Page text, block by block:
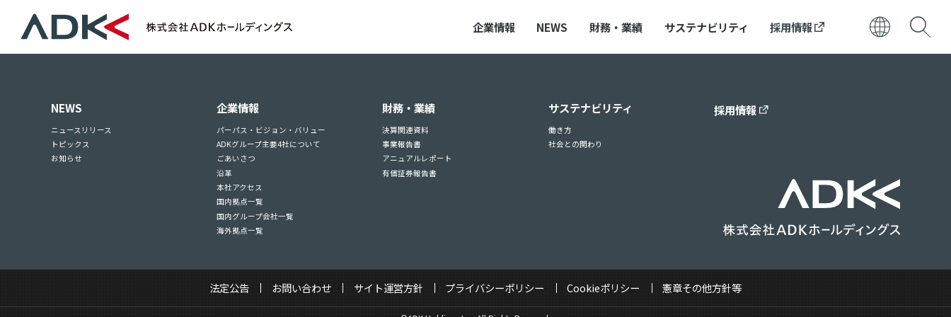
企業情報 NEWS 財務・業績 サステナビリティ 採用情報
NEWS
ニュースリリース
トピックス
お知らせ
企業情報
パーパス・ビジョン・バリュー
ADKグループ主要4社について
ごあいさつ
沿革
本社アクセス
国内拠点一覧
国内グループ会社一覧
海外拠点一覧
財務・業績
決算関連資料
事業報告書
アニュアルレポート
有価証券報告書
サステナビリティ
働き方
社会との関わり
採用情報
法定公告 お問い合わせ サイト運営方針 プライバシーポリシー Cookieポリシー 憲章その他方針等